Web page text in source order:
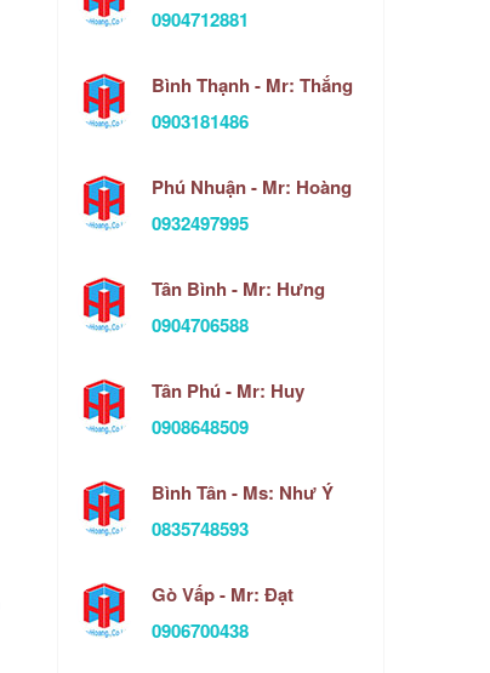
0904712881
Bình Thạnh - Mr: Thắng
0903181486
Phú Nhuận - Mr: Hoàng
0932497995
Tân Bình - Mr: Hưng
0904706588
Tân Phú - Mr: Huy
0908648509
Bình Tân - Ms: Như Ý
0835748593
Gò Vấp - Mr: Đạt
0906700438